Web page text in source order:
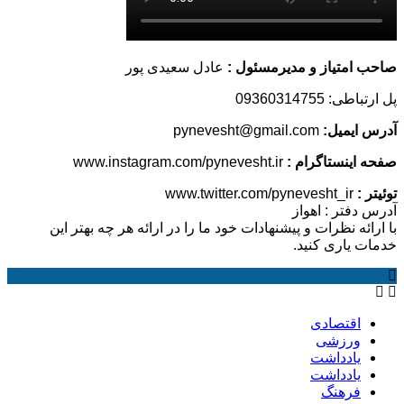
و مدیرمسئول :عادل سعیدی پور
pynevesht@gmail.com
:
www.instagram.com/pynevesht.ir
www.twitter.com/pynevesht_ir
: اهواز
نظرات و پیشنهادات خود ما را در ارائه هر چه بهتر این
کنید.
اقتصادی
ورزشی
یادداشت
یادداشت
فرهنگ